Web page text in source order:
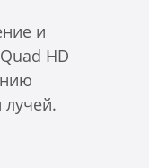
и
HD
лучей.